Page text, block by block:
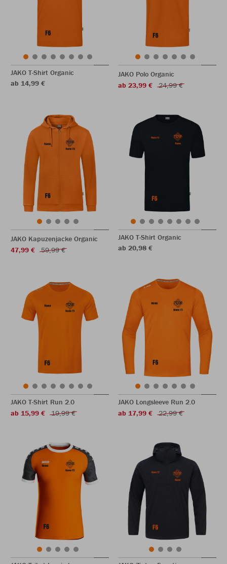
JAKO T-Shirt Organic
ab 14,99 €
JAKO Polo Organic
ab 23,99 €
24,99 €
JAKO Kapuzenjacke Organic
47,99 €
59,99 €
JAKO T-Shirt Organic
ab 20,98 €
JAKO T-Shirt Run 2.0
ab 15,99 €
19,99 €
JAKO Longsleeve Run 2.0
ab 17,99 €
22,99 €